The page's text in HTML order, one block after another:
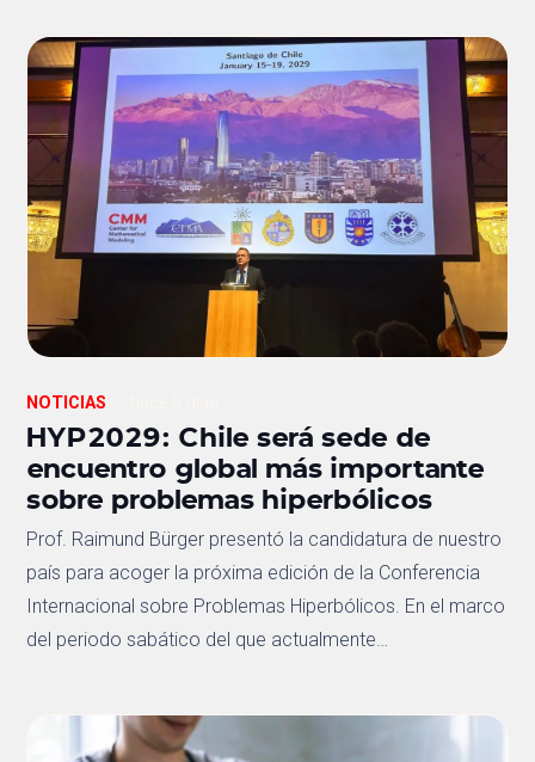
NOTICIAS
HYP2029: Chile será sede de
encuentro global más importante
sobre problemas hiperbólicos
Prof. Raimund Bürger presentó la candidatura de nuestro
país para acoger la próxima edición de la Conferencia
Internacional sobre Problemas Hiperbólicos. En el marco
del periodo sabático del que actualmente…